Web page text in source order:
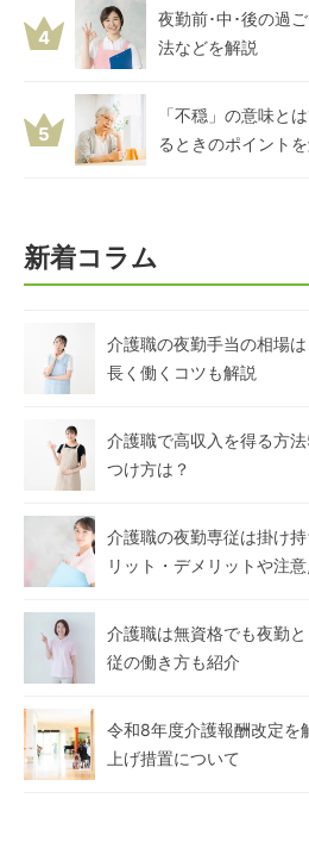
4
夜勤前･中･後の過
法などを解説
5
「不穏」の意味と
るときのポイント
新着コラム
介護職の夜勤手当の相場
長く働くコツも解説
介護職で高収入を得る方
つけ方は？
介護職の夜勤専従は掛け
リット・デメリットや注
介護職は無資格でも夜勤
従の働き方も紹介
令和8年度介護報酬改定を
上げ措置について